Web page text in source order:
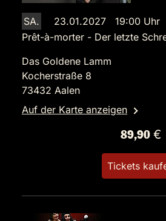
SA.
23.01.2027 19:00 Uhr
Prêt-à-morter - Der letzte
Das Goldene Lamm
Kocherstraße 8
73432 Aalen
Auf der Karte anzeigen
89,90 €
Tickets